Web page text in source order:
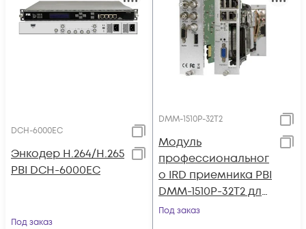
DCH-6000EC
Энкодер H.264/H.265
PBI DCH-6000EC
Под заказ
DMM-1510P-32T2
Модуль
профессиональног
о IRD приемника PBI
DMM-1510P-32T2 для
цифровой ГС PBI
Под заказ